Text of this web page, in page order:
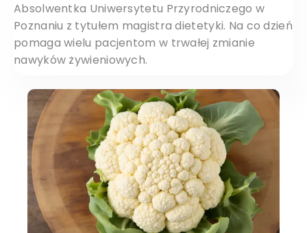
Absolwentka Uniwersytetu Przyrodniczego w
Poznaniu z tytułem magistra dietetyki. Na co dzień
pomaga wielu pacjentom w trwałej zmianie
nawyków żywieniowych.